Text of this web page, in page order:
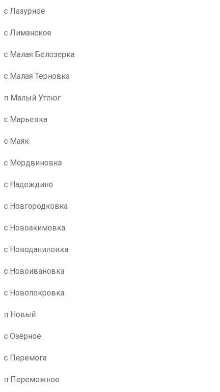
с Лазурное
с Лиманское
с Малая Белозерка
с Малая Терновка
п Малый Утлюг
с Марьевка
с Маяк
с Мордвиновка
с Надеждино
с Новгородковка
с Новоакимовка
с Новоданиловка
с Новоивановка
с Новопокровка
п Новый
с Озёрное
с Перемога
п Переможное